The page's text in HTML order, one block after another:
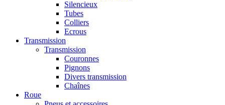
Silencieux
Tubes
Colliers
Ecrous
Transmission
Transmission
Couronnes
Pignons
Divers transmission
Chaînes
Roue